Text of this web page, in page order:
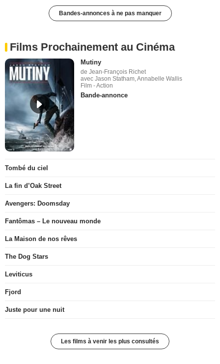
Bandes-annonces à ne pas manquer
Films Prochainement au Cinéma
Mutiny
de Jean-François Richet
avec Jason Statham, Annabelle Wallis
Film - Action
Bande-annonce
Tombé du ciel
La fin d’Oak Street
Avengers: Doomsday
Fantômas – Le nouveau monde
La Maison de nos rêves
The Dog Stars
Leviticus
Fjord
Juste pour une nuit
Les films à venir les plus consultés